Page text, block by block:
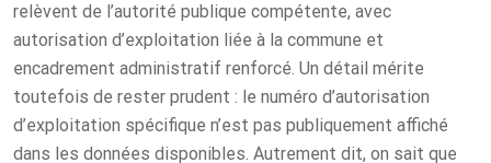
relèvent de l’autorité publique compétente, avec
autorisation d’exploitation liée à la commune et
encadrement administratif renforcé. Un détail mérite
toutefois de rester prudent : le numéro d’autorisation
d’exploitation spécifique n’est pas publiquement affiché
dans les données disponibles. Autrement dit, on sait que